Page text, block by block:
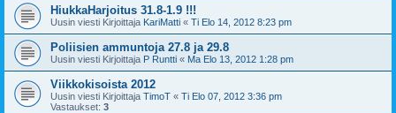
HiukkaHarjoitus 31.8-1.9 !!!
Uusin viesti Kirjoittaja KariMatti « Ti Elo 14, 2012 8:23 pm
Poliisien ammuntoja 27.8 ja 29.8
Uusin viesti Kirjoittaja P Runtti « Ma Elo 13, 2012 1:28 pm
Viikkokisoista 2012
Uusin viesti Kirjoittaja TimoT « Ti Elo 07, 2012 3:36 pm
Vastaukset: 3